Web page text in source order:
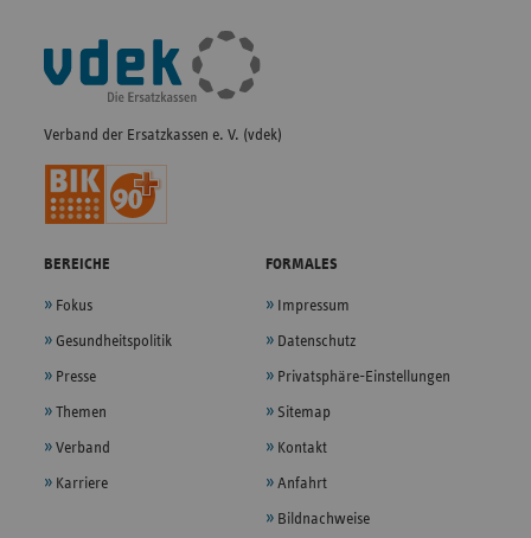
Fußleisten-
Navigation
Verband der Ersatzkassen e. V. (vdek)
BEREICHE
Fokus
Gesundheitspolitik
Presse
Themen
Verband
Karriere
FORMALES
Impressum
Datenschutz
Privatsphäre-Einstellungen
Sitemap
Kontakt
Anfahrt
Bildnachweise